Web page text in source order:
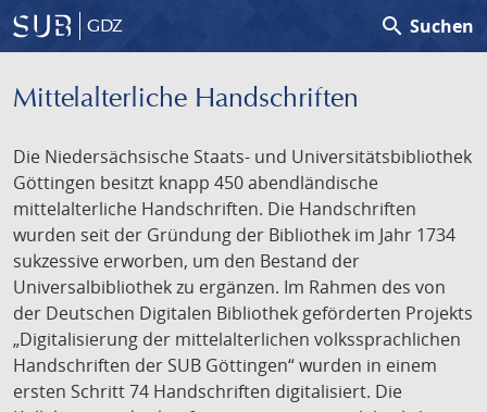
GDZ search Suchen
Mittelalterliche Handschriften
Die Niedersächsische Staats- und Universitätsbibliothek
Göttingen besitzt knapp 450 abendländische
mittelalterliche Handschriften. Die Handschriften
wurden seit der Gründung der Bibliothek im Jahr 1734
sukzessive erworben, um den Bestand der
Universalbibliothek zu ergänzen. Im Rahmen des von
der Deutschen Digitalen Bibliothek geförderten Projekts
„Digitalisierung der mittelalterlichen volkssprachlichen
Handschriften der SUB Göttingen“ wurden in einem
ersten Schritt 74 Handschriften digitalisiert. Die